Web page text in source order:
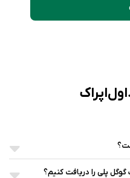
اپراک